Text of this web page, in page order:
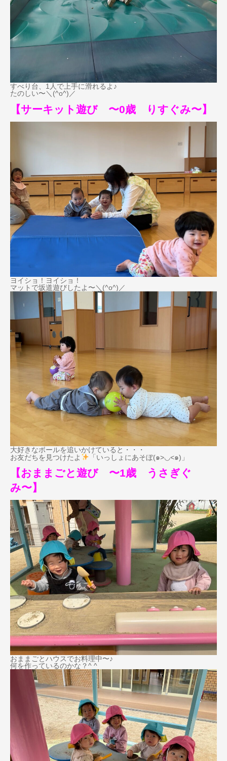
すべり台、1人で上手に滑れるよ♪
たのしい〜＼(^o^)／
【サーキット遊び 〜0歳 りすぐみ〜】
ヨイショ！ヨイショ！
マットで坂道遊びしたよ〜＼(^o^)／
大好きなボールを追いかけていると・・・
お友だちを見つけたよ
「いっしょにあそぼ(๑>◡<๑)」
【おままごと遊び 〜1歳 うさぎぐ
み〜】
おままごとハウスでお料理中〜♪
何を作っているのかな？^ ^